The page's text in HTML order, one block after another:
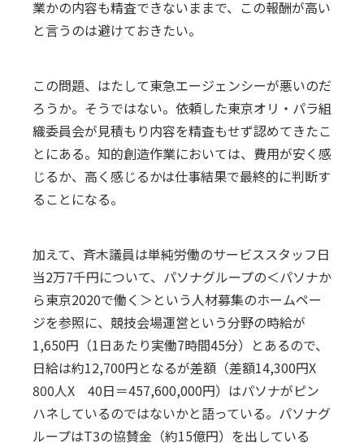
業かの内容も精査できないままで、この報酬が高い
と言うのは避けておきたい。
この問題、はたして東急エージェンシーが悪いのだ
ろうか。そうではない。依頼した東京オリ・パラ組
織委員会が見積もり内容を精査もせず認めてきたこ
とにある。知的創造作業においては、費用が安く感
じるか、高く感じるかは仕事結果で最終的に判断す
ることになる。
加えて、斉木議員は単純労働のサービススタッフ日
当2万7千円について、パソナグループの＜パソナか
ら東京2020で働く＞という人材募集のホームペー
ジを参照に、競技会場運営という分野の時給が
1,650円（1日あたり実働7時間45分）とあるので、
日給は約12,700円となるが差額（差額14,300円X
800人X 40日＝457,600,000円）はパソナがピン
ハネしているのではないかと語っている。パソナグ
ループはT3の協賛金（約15億円）を出している